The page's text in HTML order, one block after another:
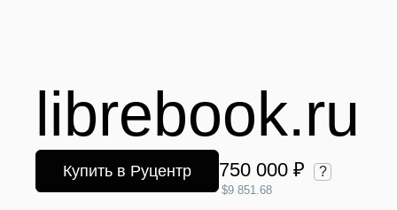
librebook.ru
Купить в Руцентр 750 000 ₽ ?
$9 851.68